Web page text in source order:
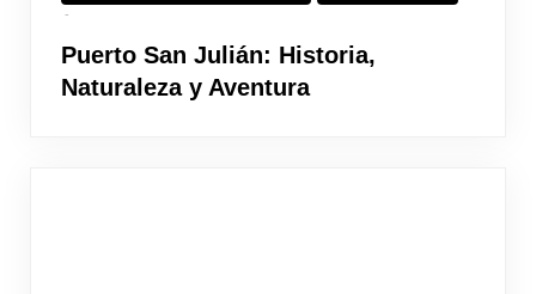
Puerto San Julián: Historia,
Naturaleza y Aventura